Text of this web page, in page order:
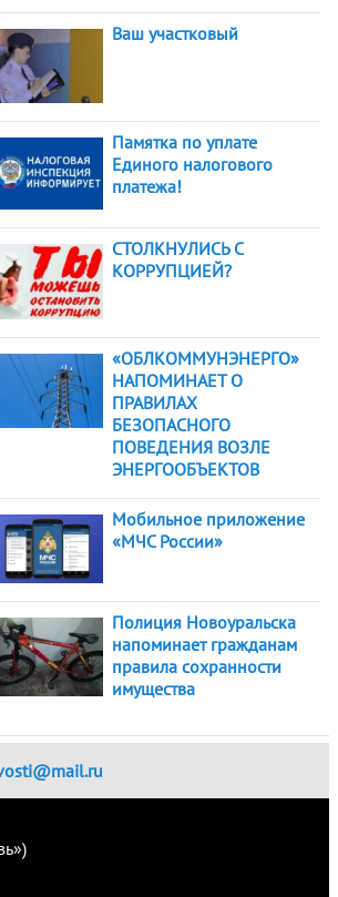
Ваш участковый
Памятка по уплате
Единого налогового
платежа!
СТОЛКНУЛИСЬ С
КОРРУПЦИЕЙ?
«ОБЛКОММУНЭНЕРГО»
НАПОМИНАЕТ О
ПРАВИЛАХ
БЕЗОПАСНОГО
ПОВЕДЕНИЯ ВОЗЛЕ
ЭНЕРГООБЪЕКТОВ
Мобильное приложение
«МЧС России»
Полиция Новоуральска
напоминает гражданам
правила сохранности
имущества